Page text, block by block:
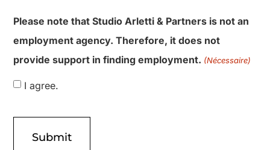
Please note that Studio Arletti & Partners is not an
employment agency. Therefore, it does not
provide support in finding employment. (Nécessaire)
I agree.